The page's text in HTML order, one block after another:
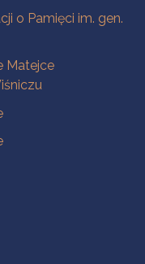
o Pamięci im. gen.
Matejce